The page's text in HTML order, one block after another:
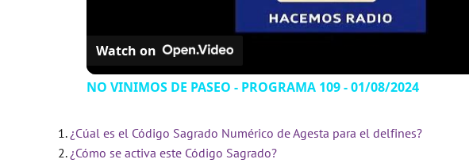
l
Watch on
NO VINIMOS DE PASEO - PROGRAMA 109 - 01/08/2024
¿Cúal es el Código Sagrado Numérico de Agesta para el delfines?
¿Cómo se activa este Código Sagrado?